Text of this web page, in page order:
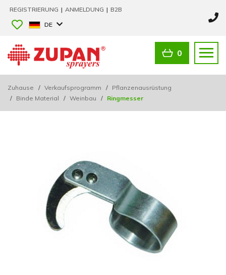
REGISTRIERUNG | ANMELDUNG | B2B
DE
0
Zuhause / Verkaufsprogramm / Pflanzenausrüstung
/ Binde Material / Weinbau / Ringmesser